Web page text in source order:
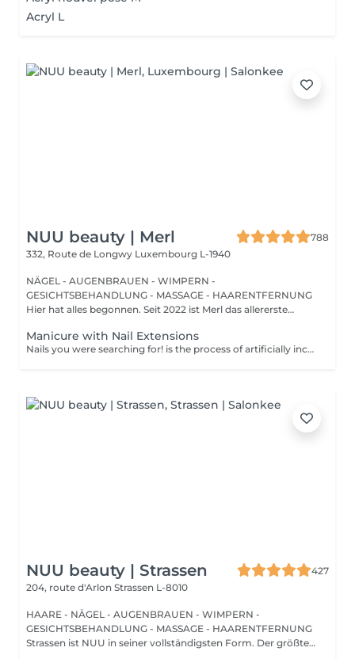
Acryl L
NUU beauty | Merl
788
332, Route de Longwy Luxembourg L-1940
NÄGEL - AUGENBRAUEN - WIMPERN -
GESICHTSBEHANDLUNG - MASSAGE - HAARENTFERNUNG
Hier hat alles begonnen. Seit 2022 ist Merl das allererste
Manicure with Nail Extensions
Nails you were searching for! is the process of artificially increasing the length of the nail using polygel material in order to correct the defects of the natural nail delamination and weakness of the nail plate. Our masters do edged, hardware, or combined manicure. How is polygel extension done? - removal of old semi-permanent (if needed) - rough skin is removed - the shape of the nail plate is corrected - the cuticle and side ridges are corrected - polygel is applied - semi-permanent nail polish is applied - cuticle oil and hand cream are applied Age restrictions: recommended to do from 16 years. Post procedure recommendations: there are no post recommendations for this procedure. Frequency: once in 3 weeks.
NUU beauty | Strassen
427
204, route d'Arlon Strassen L-8010
HAARE - NÄGEL - AUGENBRAUEN - WIMPERN -
GESICHTSBEHANDLUNG - MASSAGE - HAARENTFERNUNG
Strassen ist NUU in seiner vollständigsten Form. Der größte